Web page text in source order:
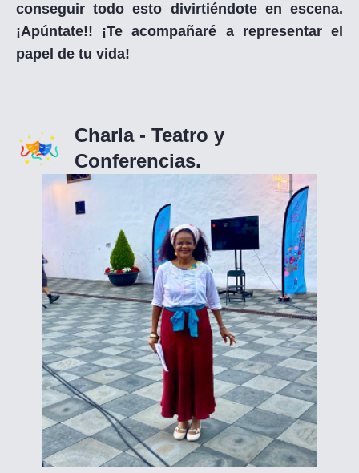
conseguir todo esto divirtiéndote en escena.
¡Apúntate!! ¡Te acompañaré a representar el
papel de tu vida!
Charla - Teatro y
Conferencias.